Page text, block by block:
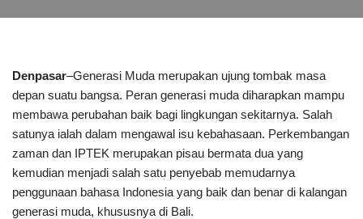
Denpasar–Generasi Muda merupakan ujung tombak masa
depan suatu bangsa. Peran generasi muda diharapkan mampu
membawa perubahan baik bagi lingkungan sekitarnya. Salah
satunya ialah dalam mengawal isu kebahasaan. Perkembangan
zaman dan IPTEK merupakan pisau bermata dua yang
kemudian menjadi salah satu penyebab memudarnya
penggunaan bahasa Indonesia yang baik dan benar di kalangan
generasi muda, khususnya di Bali.